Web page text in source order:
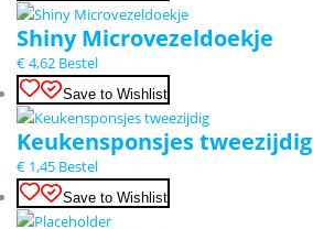
Shiny Microvezeldoekje
€4,62 Bestel
Save to Wishlist
Keukensponsjes tweezijdig
€ 1,45 Bestel
Save to Wishlist